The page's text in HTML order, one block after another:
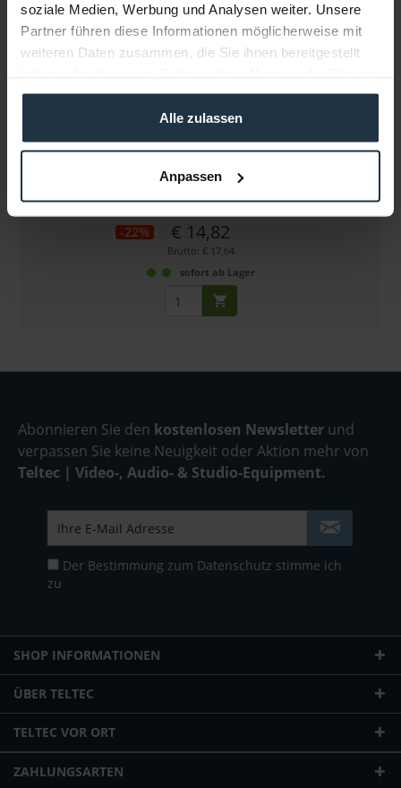
soziale Medien, Werbung und Analysen weiter. Unsere
Partner führen diese Informationen möglicherweise mit
weiteren Daten zusammen, die Sie ihnen bereitgestellt
gesammelt haben.
Alle zulassen
Anpassen
Micro USB to Micro USB Nano Motor Power Cable
-22% € 14,82
Brutto: € 17,64
sofort ab Lager
Abonnieren Sie den kostenlosen Newsletter und
verpassen Sie keine Neuigkeit oder Aktion mehr von
Teltec | Video-, Audio- & Studio-Equipment.
Der Bestimmung zum Datenschutz stimme ich
zu
SHOP INFORMATIONEN
ÜBER TELTEC
TELTEC VOR ORT
ZAHLUNGSARTEN